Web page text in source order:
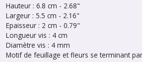
Hauteur : 6.8 cm - 2.68"
Largeur : 5.5 cm - 2.16"
Epaisseur : 2 cm - 0.79"
Longueur vis : 4 cm
Diamètre vis : 4 mm
Motif de feuillage et fleurs se terminant